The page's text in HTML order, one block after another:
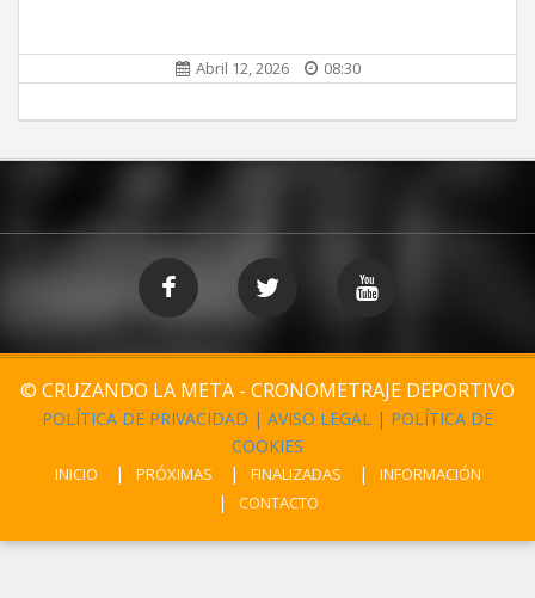
Abril 12, 2026 08:30
© CRUZANDO LA META - CRONOMETRAJE DEPORTIVO
POLÍTICA DE PRIVACIDAD | AVISO LEGAL | POLÍTICA DE
COOKIES
INICIO PRÓXIMAS FINALIZADAS
INFORMACIÓN
CONTACTO